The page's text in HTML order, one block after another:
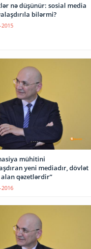
nə düşünür: sosial media
bilərmi?
mühitini
yeni mediadır, dövlət
qəzetlərdir”